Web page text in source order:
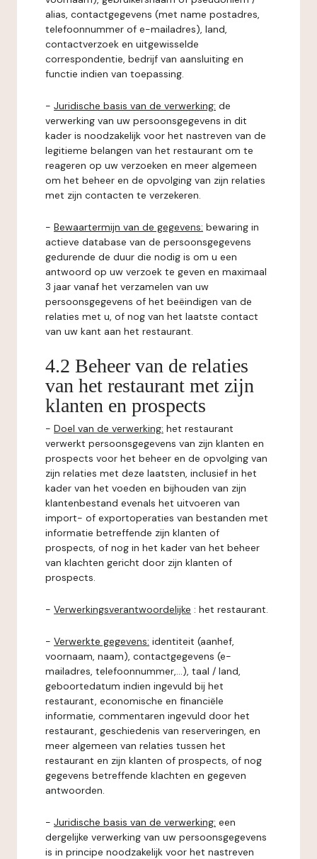
alias, contactgegevens (met name postadres,
telefoonnummer of e-mailadres), land,
contactverzoek en uitgewisselde
correspondentie, bedrijf van aansluiting en
functie indien van toepassing.
- Juridische basis van de verwerking: de
verwerking van uw persoonsgegevens in dit
kader is noodzakelijk voor het nastreven van de
legitieme belangen van het restaurant om te
reageren op uw verzoeken en meer algemeen
om het beheer en de opvolging van zijn relaties
met zijn contacten te verzekeren.
- Bewaartermijn van de gegevens: bewaring in
actieve database van de persoonsgegevens
gedurende de duur die nodig is om u een
antwoord op uw verzoek te geven en maximaal
3 jaar vanaf het verzamelen van uw
persoonsgegevens of het beëindigen van de
relaties met u, of nog van het laatste contact
van uw kant aan het restaurant.
4.2 Beheer van de relaties
van het restaurant met zijn
klanten en prospects
- Doel van de verwerking: het restaurant
verwerkt persoonsgegevens van zijn klanten en
prospects voor het beheer en de opvolging van
zijn relaties met deze laatsten, inclusief in het
kader van het voeden en bijhouden van zijn
klantenbestand evenals het uitvoeren van
import- of exportoperaties van bestanden met
informatie betreffende zijn klanten of
prospects, of nog in het kader van het beheer
van klachten gericht door zijn klanten of
prospects.
- Verwerkingsverantwoordelijke : het restaurant.
- Verwerkte gegevens: identiteit (aanhef,
voornaam, naam), contactgegevens (e-
mailadres, telefoonnummer,...), taal / land,
geboortedatum indien ingevuld bij het
restaurant, economische en financiële
informatie, commentaren ingevuld door het
restaurant, geschiedenis van reserveringen, en
meer algemeen van relaties tussen het
restaurant en zijn klanten of prospects, of nog
gegevens betreffende klachten en gegeven
antwoorden.
- Juridische basis van de verwerking: een
dergelijke verwerking van uw persoonsgegevens
is in principe noodzakelijk voor het nastreven